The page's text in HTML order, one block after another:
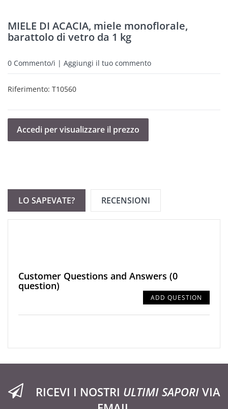
MIELE DI ACACIA, miele monoflorale,
barattolo di vetro da 1 kg
0 Commento/i | Aggiungi il tuo commento
Riferimento: T10560
Accedi per visualizzare il prezzo
LO SAPEVATE? RECENSIONI
Customer Questions and Answers (0
question)
ADD QUESTION
RICEVI I NOSTRI ULTIMI SAPORIVIA